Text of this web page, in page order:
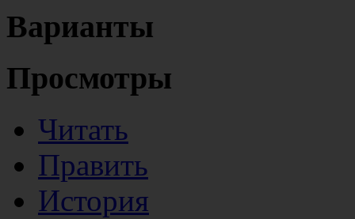
Варианты
Просмотры
Читать
Править
История